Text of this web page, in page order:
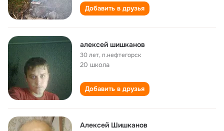
Добавить в друзья
алексей шишканов
30 лет,п.нефтегорск
20 школа
Добавить в друзья
Алексей Шишканов